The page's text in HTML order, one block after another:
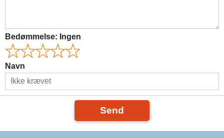
Bedømmelse: Ingen
Navn
Send